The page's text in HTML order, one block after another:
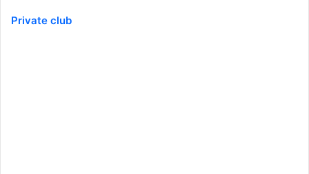
Private club